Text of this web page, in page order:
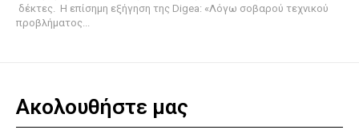
δέκτες. Η επίσημη εξήγηση της Digea: «Λόγω σοβαρού τεχνικού
προβλήματος...
Ακολουθήστε μας